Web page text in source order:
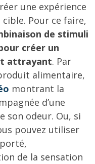
une expérience
Pour ce faire,
de stimuli
créer un
attrayant. Par
alimentaire,
montrant la
d’une
son odeur. Ou, si
pouvez utiliser
de la sensation